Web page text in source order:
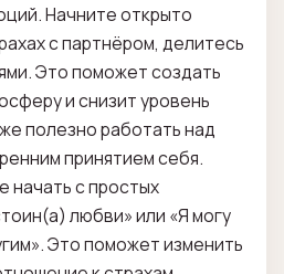
Начните открыто
с партнёром, делитесь
Это поможет создать
и снизит уровень
полезно работать над
принятием себя.
начать с простых
любви» или «Я могу
Это поможет изменить